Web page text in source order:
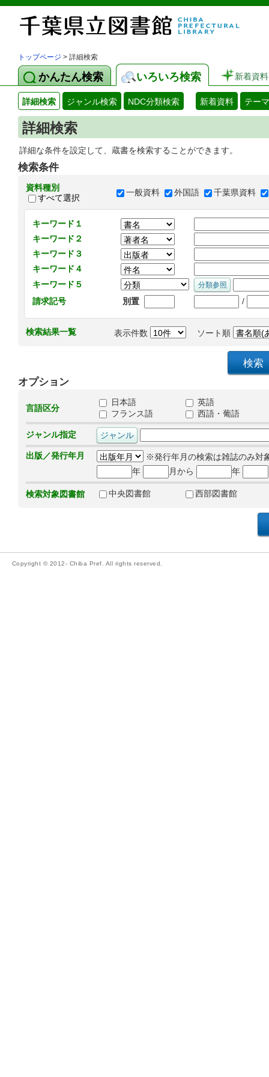
トップページ > 詳細検索
かんたん検索 いろいろ検索 新着資料
詳細検索 ジャンル検索 NDC分類検索 新着資料 テー
詳細検索
詳細な条件を設定して、蔵書を検索することができます。
検索条件
資料種別
すべて選択
一般資料 外国語 千葉県資料
キーワード１
キーワード２
キーワード３
キーワード４
キーワード５
請求記号
別置 /
検索結果一覧 表示件数 ソート順
オプション
言語区分
日本語
英語
フランス語
西語・葡語
ジャンル指定
出版／発行年月
※発行年月の検索は雑誌のみ対
年
月から 年
検索対象図書館 中央図書館 西部図書館
Copyright © 2012- Chiba Pref. All rights reserved.